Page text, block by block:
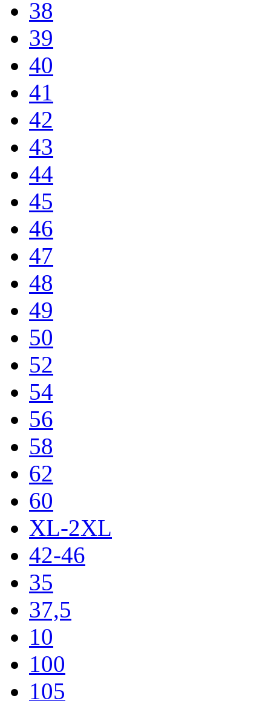
38
39
40
41
42
43
44
45
46
47
48
49
50
52
54
56
58
62
60
XL-2XL
42-46
35
37,5
10
100
105